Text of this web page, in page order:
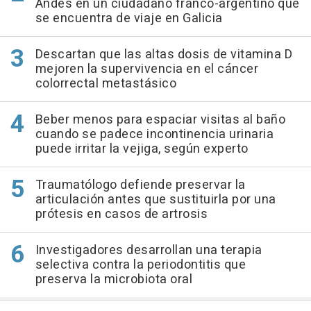
Andes en un ciudadano franco-argentino que
se encuentra de viaje en Galicia
Descartan que las altas dosis de vitamina D
mejoren la supervivencia en el cáncer
colorrectal metastásico
Beber menos para espaciar visitas al baño
cuando se padece incontinencia urinaria
puede irritar la vejiga, según experto
Traumatólogo defiende preservar la
articulación antes que sustituirla por una
prótesis en casos de artrosis
Investigadores desarrollan una terapia
selectiva contra la periodontitis que
preserva la microbiota oral